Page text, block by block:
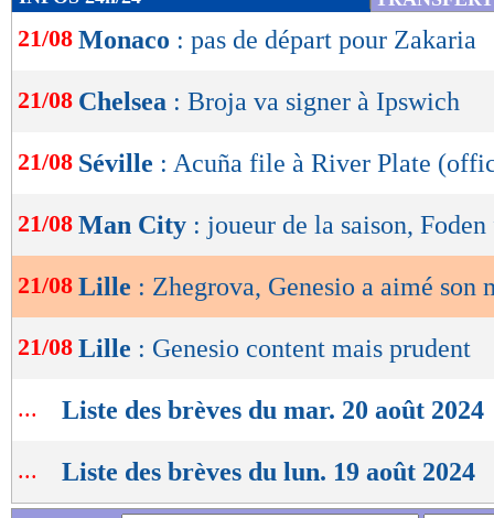
de
lecture
OK
21/08 Monaco : pas de départ pour Zakaria
21/08 Chelsea : Broja va signer à Ipswich
21/08 Séville : Acuña file à River Plate
21/08 Man City : joueur de la saison,
21/08 Lille : Zhegrova, Genesio a aimé son
21/08 Lille : Genesio content mais prudent
... Liste des brèves du mar. 20 août 2024
... Liste des brèves du lun. 19 août 2024